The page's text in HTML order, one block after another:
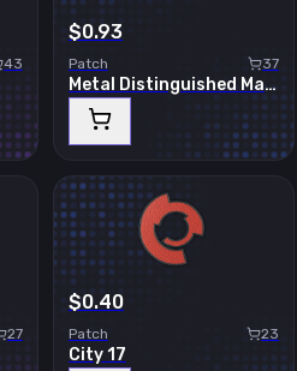
43
$0.93
Patch 37
Metal Distinguished Master Guardian
27
$0.40
Patch 23
City 17